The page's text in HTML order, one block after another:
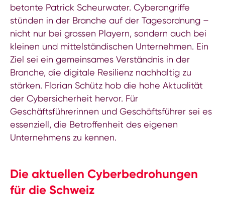
betonte Patrick Scheurwater. Cyberangriffe
stünden in der Branche auf der Tagesordnung –
nicht nur bei grossen Playern, sondern auch bei
kleinen und mittelständischen Unternehmen. Ein
Ziel sei ein gemeinsames Verständnis in der
Branche, die digitale Resilienz nachhaltig zu
stärken. Florian Schütz hob die hohe Aktualität
der Cybersicherheit hervor. Für
Geschäftsführerinnen und Geschäftsführer sei es
essenziell, die Betroffenheit des eigenen
Unternehmens zu kennen.
Die aktuellen Cyberbedrohungen
für die Schweiz